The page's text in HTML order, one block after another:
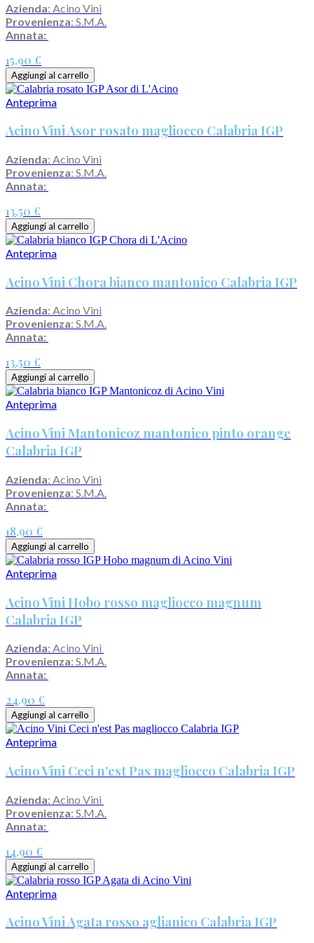
Azienda: Acino Vini
Provenienza: S.M.A.
Annata:
15,90 €
Aggiungi al carrello
Anteprima
Acino Vini Asor rosato magliocco Calabria IGP
Azienda: Acino Vini
Provenienza: S.M.A.
Annata:
13,50 €
Aggiungi al carrello
Anteprima
Acino Vini Chora bianco mantonico Calabria IGP
Azienda: Acino Vini
Provenienza: S.M.A.
Annata:
13,50 €
Aggiungi al carrello
Anteprima
Acino Vini Mantonicoz mantonico pinto orange
Calabria IGP
Azienda: Acino Vini
Provenienza: S.M.A.
Annata:
18,90 €
Aggiungi al carrello
Anteprima
Acino Vini Hobo rosso magliocco magnum
Calabria IGP
Azienda: Acino Vini
Provenienza: S.M.A.
Annata:
24,90 €
Aggiungi al carrello
Anteprima
Acino Vini Ceci n'est Pas magliocco Calabria IGP
Azienda: Acino Vini
Provenienza: S.M.A.
Annata:
14,90 €
Aggiungi al carrello
Anteprima
Acino Vini Agata rosso aglianico Calabria IGP